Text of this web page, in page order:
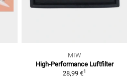
MIW
High-Performance Luftfilter
28,99 €1